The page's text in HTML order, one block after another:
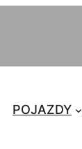
POJAZDY